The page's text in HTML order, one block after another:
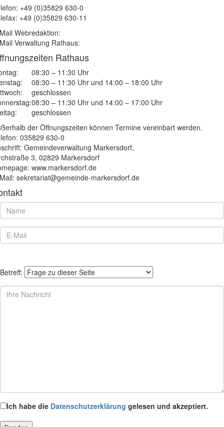
+49 (0)35829 630-0
+49 (0)35829 630-11
Webredaktion:
Verwaltung Rathaus:
Rathaus
08:30 – 11:30 Uhr
08:30 – 11:30 Uhr und 14:00 – 18:00 Uhr
geschlossen
08:30 – 11:30 Uhr und 14:00 – 17:00 Uhr
geschlossen
der Öffnungszeiten können Termine vereinbart werden.
035829 630-0
Gemeindeverwaltung Markersdorf,
3, 02829 Markersdorf
www.markersdorf.de
sekretariat@gemeinde-markersdorf.de
Betreff:
Ich habe die Datenschutzerklärung gelesen und akzeptiert.